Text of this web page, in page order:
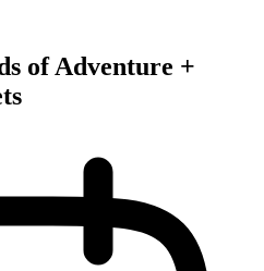
of Adventure +